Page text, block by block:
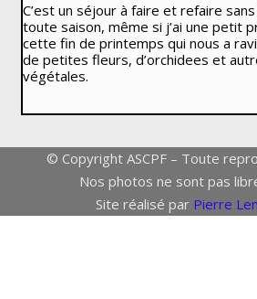
C’est un séjour à faire et refaire
toute saison, même si j’ai une petit
cette fin de printemps qui nous a
de petites fleurs, d’orchidees et
végétales.
© Copyright ASCPF – Toute
Nos photos ne sont pas
Site réalisé par Pierre